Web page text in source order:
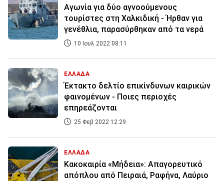
Αγωνία για δύο αγνοούμενους
τουρίστες στη Χαλκιδική - Ήρθαν για
γενέθλια, παρασύρθηκαν από τα νερά
10 Ιουλ 2022 08:11
ΕΛΛΑΔΑ
Έκτακτο δελτίο επικίνδυνων καιρικών
φαινομένων - Ποιες περιοχές
επηρεάζονται
25 Φεβ 2022 12:29
ΕΛΛΑΔΑ
Κακοκαιρία «Μήδεια»: Απαγορευτικό
απόπλου από Πειραιά, Ραφήνα, Λαύριο